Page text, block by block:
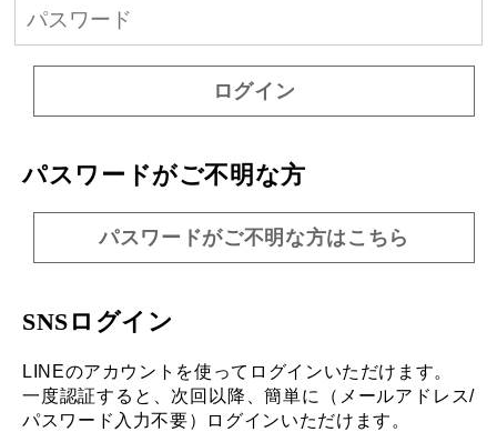
ログイン
パスワードがご不明な方
パスワードがご不明な方はこちら
SNSログイン
LINEのアカウントを使ってログインいただけます。
一度認証すると、次回以降、簡単に（メールアドレス/
パスワード入力不要）ログインいただけます。